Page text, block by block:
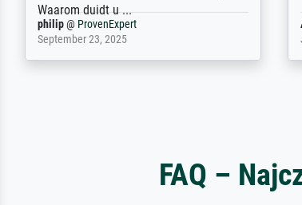
Jürgen@ProvenExpert
April 22, 2026
FAQ –